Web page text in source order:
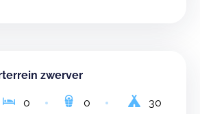
zwerver
0 0
30